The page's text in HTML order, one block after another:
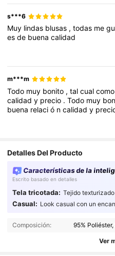
s***6
Muy lindas blusas ,todas me
esde buenacalidad
m***m
Todo muy bonito ,talcual
calidady precio .Todo muy
buena relació ncalidady
,buenarelacióncalidad
como
Detalles Del Producto
Características de la
Escrito basado en detalles
Tela tricotada: Tejido
Casual: Look casual con un
Composición: 95%
Ver